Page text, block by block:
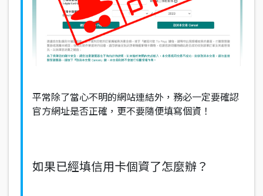
平常除了當心不明的網站連結外，務必一定要確認
官方網址是否正確，更不要隨便填寫個資！
如果已經填信用卡個資了怎麼辦？